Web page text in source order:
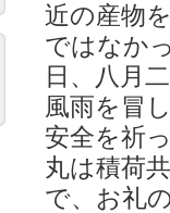
近の産物
ではなか
日、八月
風雨を冒
安全を祈
丸は積荷
で、お礼